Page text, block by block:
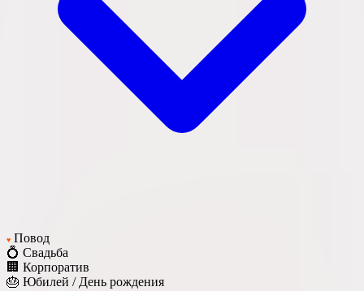
♥ Повод
💍 Свадьба
🏢 Корпоратив
🎂 Юбилей / День рождения